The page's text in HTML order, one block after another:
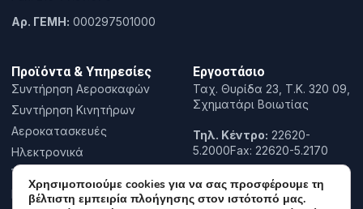
Αρ. ΓΕΜΗ: 000297501000
Εργοστάσιο
Ταχ. Θυρίδα 23, Τ.Κ. 320 09,
Σχηματάρι Βοιωτίας
Τηλ. Κέντρο: 22620-
5.2000Fax: 22620-5.2170
Προϊόντα & Υπηρεσίες
Συντήρηση Αεροσκαφών
Συντήρηση Κινητήρων
Αεροκατασκευές
Ηλεκτρονικά
Έρευνα & Καινοτομία
Εκπαίδευση
Χρησιμοποιούμε cookies για να σας προσφέρουμε τη
βέλτιστη εμπειρία πλοήγησης στον ιστότοπό μας.